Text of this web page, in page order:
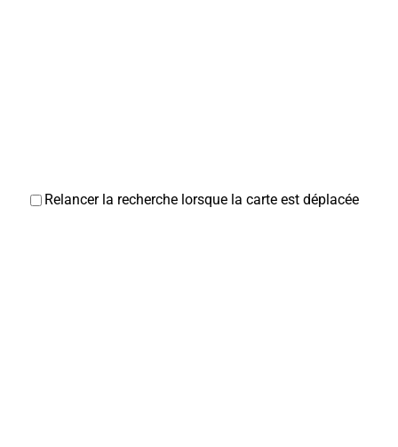
Relancer la recherche lorsque la carte est déplacée